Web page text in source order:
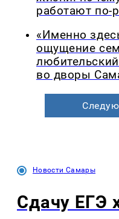
работают по-
«Именно
ощущение
во дворы
Новости Самары
Сдачу ЕГЭ